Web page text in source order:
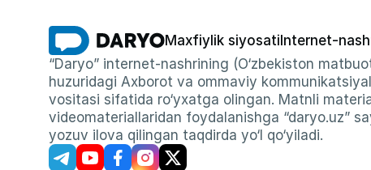
Maxfiylik siyosati Internet-
“Daryo” internet-nashrining (O‘zbekiston
huzuridagi Axborot va ommaviy
vositasi sifatida ro‘yxatga olingan. Matnli
videomateriallaridan foydalanishga “daryo.uz”
yozuv ilova qilingan taqdirda yo‘l qo‘yiladi.